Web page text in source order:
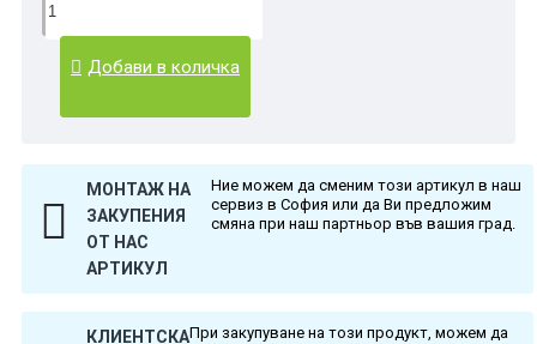
Добави в количка
МОНТАЖ НА
ЗАКУПЕНИЯ
ОТ НАС
АРТИКУЛ
Ние можем да сменим този артикул в наш
сервиз в София или да Ви предложим
смяна при наш партньор във вашия град.
КЛИЕНТСКАПри закупуване на този продукт, можем да